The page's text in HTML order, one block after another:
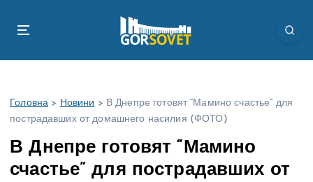
Головна > Новини > В Днепре готовят “Мамино счастье” для
пострадавших от домашнего насилия (ФОТО)
В Днепре готовят “Мамино
счастье” для пострадавших от